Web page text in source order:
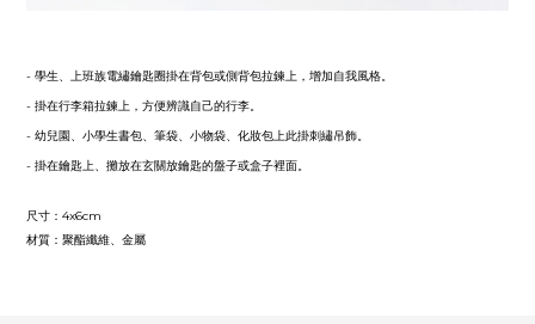
- 學生、上班族電繡鑰匙圈掛在背包或側背包拉鍊上，增加自我風格。
- 掛在行李箱拉鍊上，方便辨識自己的行李。
- 幼兒園、小學生書包、筆袋、小物袋、化妝包上此掛刺繡吊飾。
- 掛在鑰匙上、攤放在玄關放鑰匙的盤子或盒子裡面。
尺寸：4x6cm
材質 ：聚酯纖維、金屬